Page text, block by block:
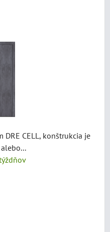
CELL, konštrukcia je